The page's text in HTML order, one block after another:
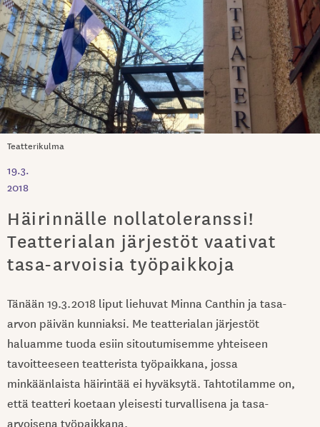
Teatterikulma
19.3.
2018
Häirinnälle nollatoleranssi!
Teatterialan järjestöt vaativat
tasa-arvoisia työpaikkoja
Tänään 19.3.2018 liput liehuvat Minna Canthin ja tasa-
arvon päivän kunniaksi. Me teatterialan järjestöt
haluamme tuoda esiin sitoutumisemme yhteiseen
tavoitteeseen teatterista työpaikkana, jossa
minkäänlaista häirintää ei hyväksytä. Tahtotilamme on,
että teatteri koetaan yleisesti turvallisena ja tasa-
arvoisena työpaikkana.